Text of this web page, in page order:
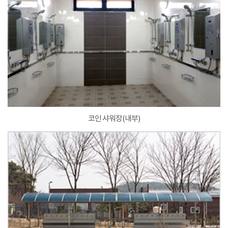
코인 샤워장(내부)